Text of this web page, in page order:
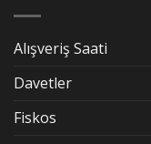
Alışveriş Saati
Davetler
Fiskos